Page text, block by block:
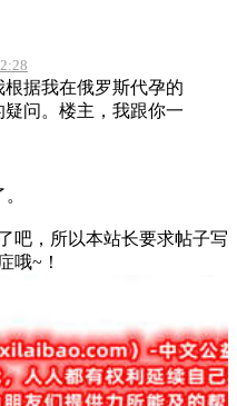
据我在俄罗斯代孕的
问。楼主，我跟你一
吧，所以本站长要求帖子写
哦~！